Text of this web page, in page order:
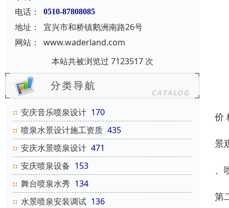
电话： 0510-87808085
地址：
宜兴市和桥镇鹅洲南路26号
网站：
www.waderland.com
本站共被浏览过 7123517 次
安庆音乐喷泉设计 170
喷泉水景设计施工资质 435
安庆水景喷泉设计 471
安庆喷泉设备 153
舞台喷泉水秀 134
水景喷泉安装调试 136
价
景
、
第